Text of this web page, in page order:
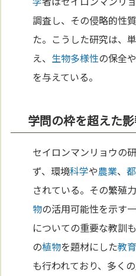
調査し、その侵略的性
た。こうした研究は、
え、 生物多様性の保全
を与えている。
学問の枠を超えた
セイロンマンリョウの
ず、環境科学や農業、
されている。その繁殖
物の活用可能性を示す
についての重要な教訓
の植物を題材にした教育
も行われており、多く